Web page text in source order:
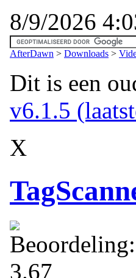
8/9/2026
AfterDawn > Downloads >
Dit is een
v6.1.5
X